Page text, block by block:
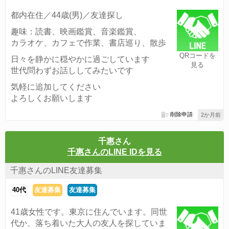
QRコードを
見る
都内在住／44歳(男)／友達探し
趣味：読書、映画鑑賞、音楽鑑賞、
カラオケ、カフェで作業、書店巡り、散歩
日々を静かに穏やかに過ごしています
世代問わずお話ししてみたいです
気軽に追加してください
よろしくお願いします
2か月前
削除申請
千惠さん
千惠さんのLINE IDを見る
千惠さんのLINE友達募集
40代 友達募集 友達募集
41歳女性です。東京に住んでいます。同世
代か、落ち着いた大人の友人を探していま